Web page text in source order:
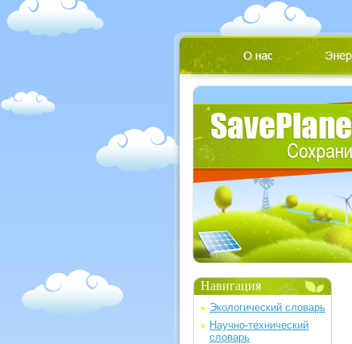
Навигация
Экологический словарь
Научно-технический
словарь